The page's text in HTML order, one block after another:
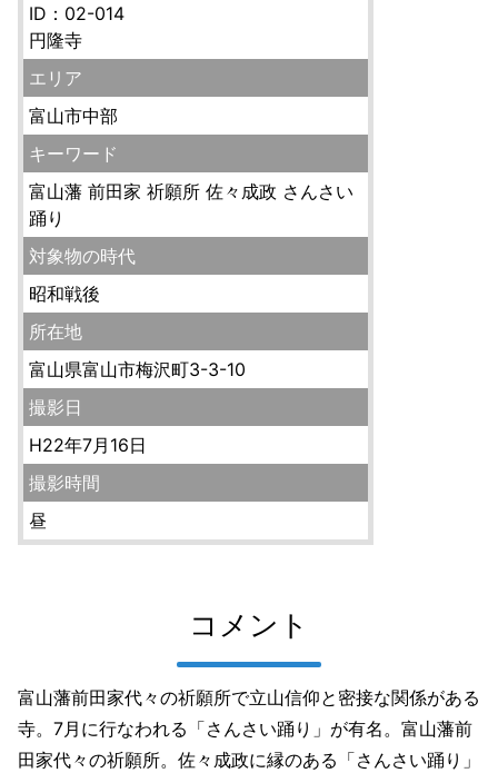
ID：02-014
円隆寺
エリア
富山市中部
キーワード
富山藩 前田家 祈願所 佐々成政 さんさい
踊り
対象物の時代
昭和戦後
所在地
富山県富山市梅沢町3-3-10
撮影日
H22年7月16日
撮影時間
昼
コメント
富山藩前田家代々の祈願所で立山信仰と密接な関係がある
寺。7月に行なわれる「さんさい踊り」が有名。富山藩前
田家代々の祈願所。佐々成政に縁のある「さんさい踊り」